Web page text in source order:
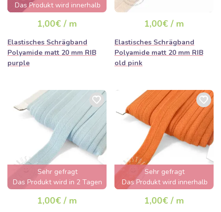
Das Produkt wird innerhalb
von wenigen Stunden
ausverkauft sein
1,00€ / m
Elastisches Schrägband
Polyamide matt 20 mm RIB
purple
1,00€ / m
Elastisches Schrägband
Polyamide matt 20 mm RIB
old pink
Sehr gefragt
Das Produkt wird in 2 Tagen
ausverkauft sein
1,00€ / m
Sehr gefragt
Das Produkt wird innerhalb
von wenigen Stunden
ausverkauft sein
1,00€ / m